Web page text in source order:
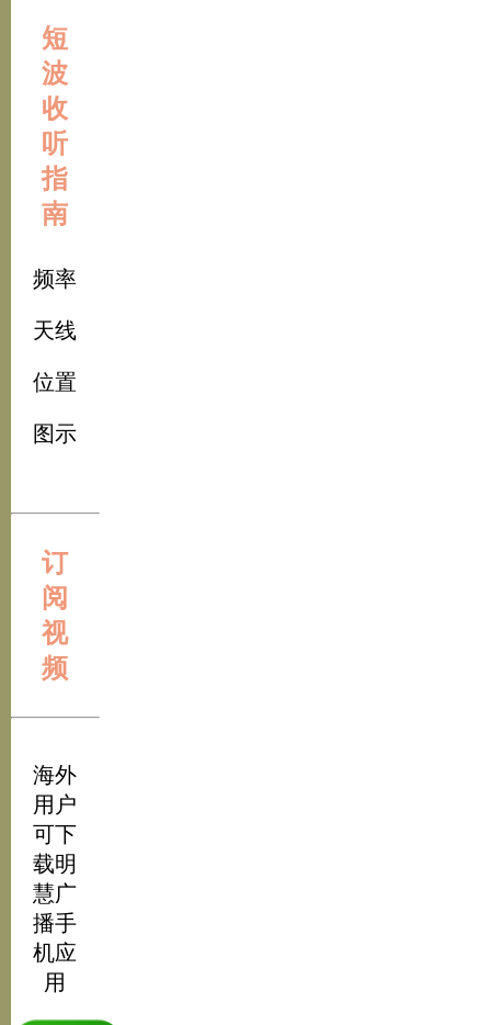
短
波
收
听
指
南
频率
天线
位置
图示
订
阅
视
频
海外
用户
可下
载明
慧广
播手
机应
用